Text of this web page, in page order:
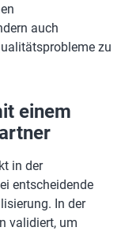
auch
zu
einem
in der
entscheidende
In der
validiert, um